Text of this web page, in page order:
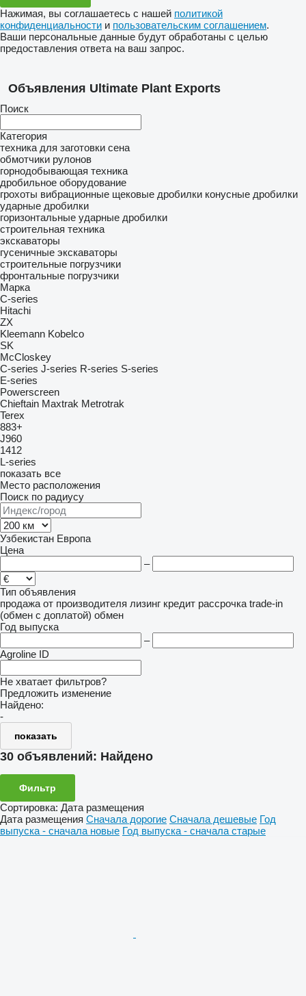
Нажимая, вы соглашаетесь с нашей политикой
конфиденциальности и пользовательским соглашением.
Ваши персональные данные будут обработаны с целью
предоставления ответа на ваш запрос.
Объявления Ultimate Plant Exports
Поиск
Категория
техника для заготовки сена
обмотчики рулонов
горнодобывающая техника
дробильное оборудование
грохоты вибрационные щековые дробилки конусные дробилки
ударные дробилки
горизонтальные ударные дробилки
строительная техника
экскаваторы
гусеничные экскаваторы
строительные погрузчики
фронтальные погрузчики
Марка
C-series
Hitachi
ZX
Kleemann Kobelco
SK
McCloskey
C-series J-series R-series S-series
E-series
Powerscreen
Chieftain Maxtrak Metrotrak
Terex
883+
J960
1412
L-series
показать все
Место расположения
Поиск по радиусу
Узбекистан Европа
Цена
–
Тип объявления
продажа от производителя лизинг кредит рассрочка trade-in
(обмен с доплатой) обмен
Год выпуска
–
Agroline ID
Не хватает фильтров?
Предложить изменение
Найдено:
-
показать
30 объявлений: Найдено
Фильтр
Сортировка: Дата размещения
Дата размещения Сначала дорогие Сначала дешевые Год
выпуска - сначала новые Год выпуска - сначала старые